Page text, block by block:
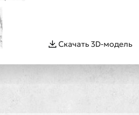
Скачать 3D-модель